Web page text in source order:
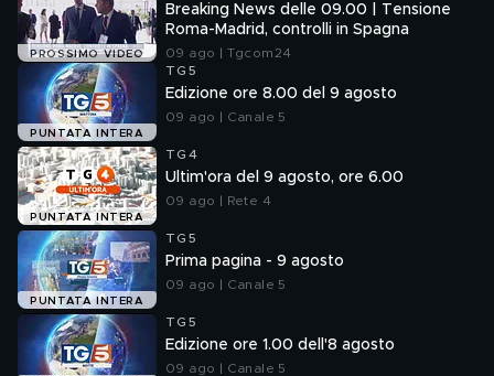
incontro tra il presidente ucraino e Vladimir Putin sarà
possibile solo dopo la grande battaglia nel Donbass
PROSSIMO VIDEO
Breaking News delle 09.00 | Tensione
Roma-Madrid, controlli in Spagna
09 ago | Tgcom24
PUNTATA INTERA
TG5
Edizione ore 8.00 del 9 agosto
09 ago | Canale 5
PUNTATA INTERA
TG4
Ultim'ora del 9 agosto, ore 6.00
09 ago | Rete 4
PUNTATA INTERA
TG5
Prima pagina - 9 agosto
09 ago | Canale 5
TG5
Edizione ore 1.00 dell'8 agosto
09 ago | Canale 5